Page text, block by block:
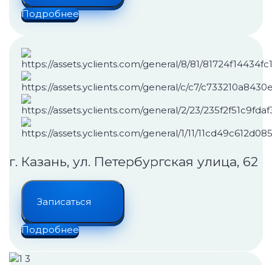
Подробнее
г. Казань, ул. Петербургская улица, 62
Записаться
Подробнее